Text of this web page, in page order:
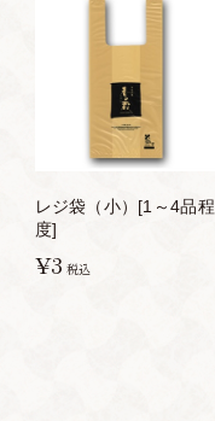
レジ袋（小）[1～4品程
度]
¥3 税込